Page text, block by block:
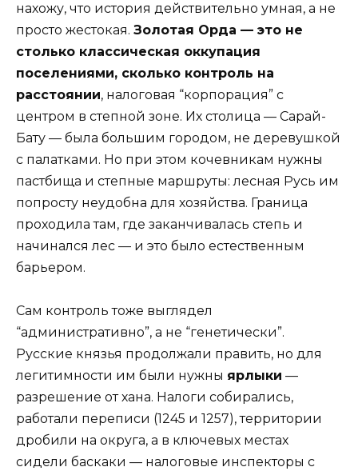
нахожу, что история действительно умная, а не
просто жестокая. Золотая Орда — это не
столько классическая оккупация
поселениями, сколько контроль на
расстоянии, налоговая “корпорация” с
центром в степной зоне. Их столица — Сарай-
Бату — была большим городом, не деревушкой
с палатками. Но при этом кочевникам нужны
пастбища и степные маршруты: лесная Русь им
попросту неудобна для хозяйства. Граница
проходила там, где заканчивалась степь и
начинался лес — и это было естественным
барьером.
Сам контроль тоже выглядел
“административно”, а не “генетически”.
Русские князья продолжали править, но для
легитимности им были нужны ярлыки —
разрешение от хана. Налоги собирались,
работали переписи (1245 и 1257), территории
дробили на округа, а в ключевых местах
сидели баскаки — налоговые инспекторы с